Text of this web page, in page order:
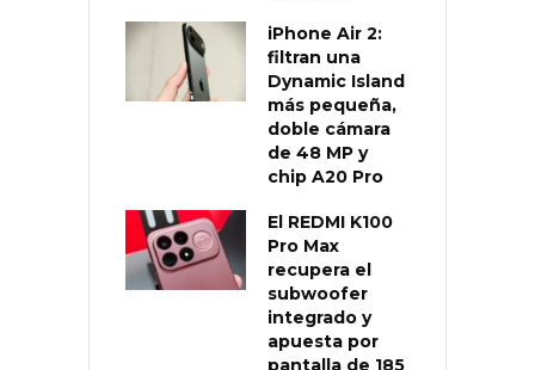
iPhone Air 2:
filtran una
Dynamic Island
más pequeña,
doble cámara
de 48 MP y
chip A20 Pro
El REDMI K100
Pro Max
recupera el
subwoofer
integrado y
apuesta por
pantalla de 185